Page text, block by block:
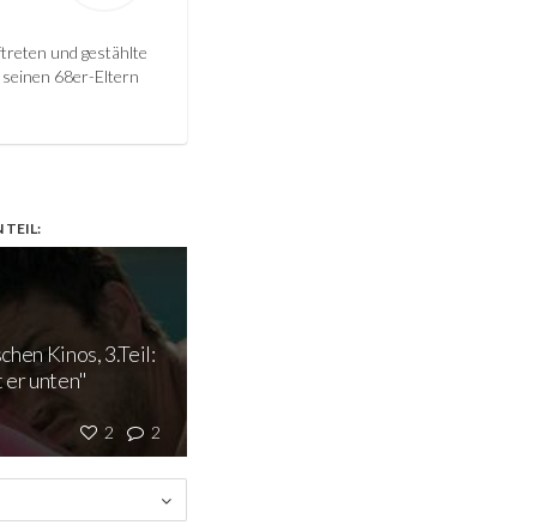
und gestählte
68er-Eltern
TEIL:
2 2
Kinos, 3.Teil:
er unten"